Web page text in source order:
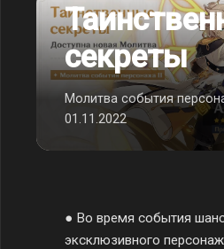
секреты
Молитва события
01.11.2022
● Во время события
эксклюзивного